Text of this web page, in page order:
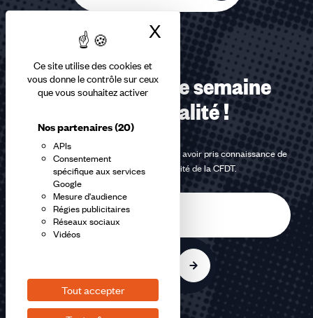
Ce site utilise des cookies et
vous donne le contrôle sur ceux
que vous souhaitez activer
Nos partenaires(20)
APIs
Consentement
spécifique aux services
Google
Mesure d'audience
Régies publicitaires
Réseaux sociaux
Vidéos
Tout accepter
X Masquer le
Recevez chaque semaine
notre actualité !
En m'inscrivant à la newsletter, j'affirme avoir pris connaissance de
lapolitique de confidentialité de la CFDT.